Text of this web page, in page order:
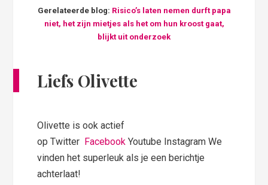
Gerelateerde blog: Risico’s laten nemen durft papa
niet, het zijn mietjes als het om hun kroost gaat,
blijkt uit onderzoek
Liefs Olivette
Olivette is ook actief
op Twitter Facebook Youtube Instagram We
vinden het superleuk als je een berichtje
achterlaat!